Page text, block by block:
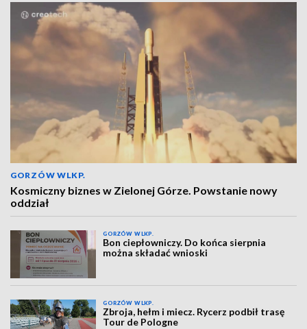
GORZÓW WLKP.
Kosmiczny biznes w Zielonej Górze. Powstanie nowy
oddział
GORZÓW WLKP.
Bon ciepłowniczy. Do końca sierpnia
można składać wnioski
GORZÓW WLKP.
Zbroja, hełm i miecz. Rycerz podbił trasę
Tour de Pologne